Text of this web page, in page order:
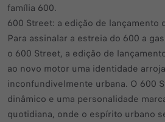
família 600.
600 Street: a edição de lançamento
Para assinalar a estreia do 600 a
o 600 Street, a edição de
ao novo motor uma identidade
inconfundivelmente urbana. O 600
dinâmico e uma personalidade
quotidiana, onde o espírito urbano